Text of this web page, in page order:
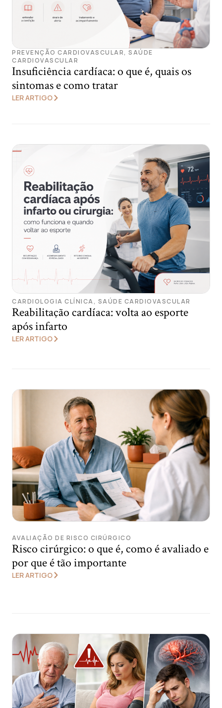
PREVENÇÃO CARDIOVASCULAR, SAÚDE
CARDIOVASCULAR
Insuficiência cardíaca: o que é, quais os
sintomas e como tratar
LER ARTIGO
CARDIOLOGIA CLÍNICA, SAÚDE CARDIOVASCULAR
Reabilitação cardíaca: volta ao esporte
após infarto
LER ARTIGO
AVALIAÇÃO DE RISCO CIRÚRGICO
Risco cirúrgico: o que é, como é avaliado e
por que é tão importante
LER ARTIGO